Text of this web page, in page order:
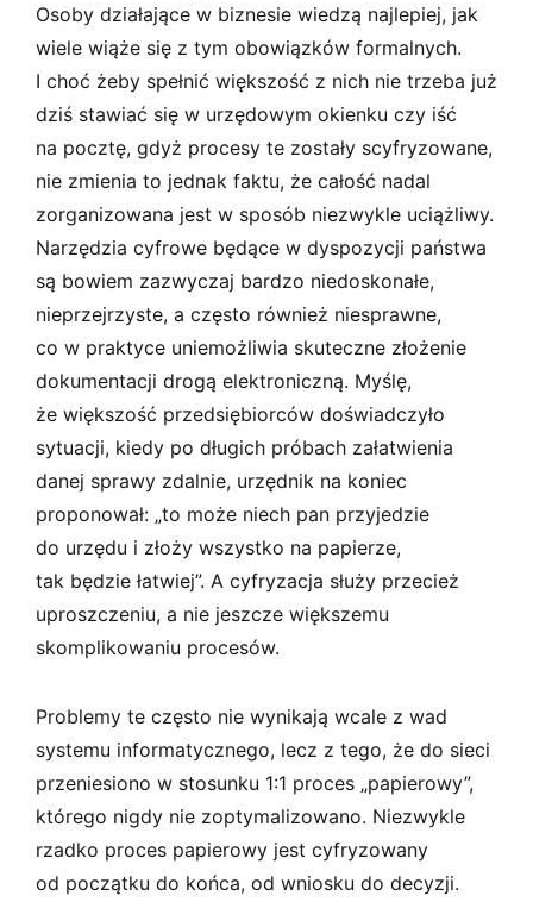
Osoby działające w biznesie wiedzą najlepiej, jak
wiele wiąże się z tym obowiązków formalnych.
I choć żeby spełnić większość z nich nie trzeba już
dziś stawiać się w urzędowym okienku czy iść
na pocztę, gdyż procesy te zostały scyfryzowane,
nie zmienia to jednak faktu, że całość nadal
zorganizowana jest w sposób niezwykle uciążliwy.
Narzędzia cyfrowe będące w dyspozycji państwa
są bowiem zazwyczaj bardzo niedoskonałe,
nieprzejrzyste, a często również niesprawne,
co w praktyce uniemożliwia skuteczne złożenie
dokumentacji drogą elektroniczną. Myślę,
że większość przedsiębiorców doświadczyło
sytuacji, kiedy po długich próbach załatwienia
danej sprawy zdalnie, urzędnik na koniec
proponował: „to może niech pan przyjedzie
do urzędu i złoży wszystko na papierze,
tak będzie łatwiej”. A cyfryzacja służy przecież
uproszczeniu, a nie jeszcze większemu
skomplikowaniu procesów.
Problemy te często nie wynikają wcale z wad
systemu informatycznego, lecz z tego, że do sieci
przeniesiono w stosunku 1:1 proces „papierowy”,
którego nigdy nie zoptymalizowano. Niezwykle
rzadko proces papierowy jest cyfryzowany
od początku do końca, od wniosku do decyzji.